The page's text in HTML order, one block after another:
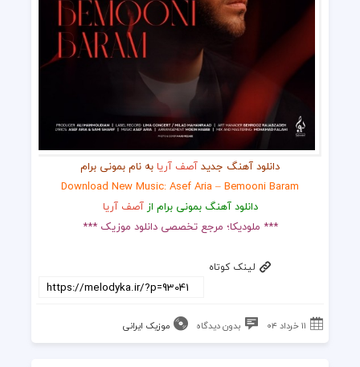
دانلود آهنگ جدیدآصف آریابه نام بمونی برام
Download New Music: Asef Aria – Bemooni Baram
دانلود آهنگ بمونی برام ازآصف آریا
*** ملودیکا؛ مرجع تخصصی دانلود موزیک ***
لینک کوتاه
۱۱ خرداد ۰۴ بدون دیدگاه موزیک ایرانی